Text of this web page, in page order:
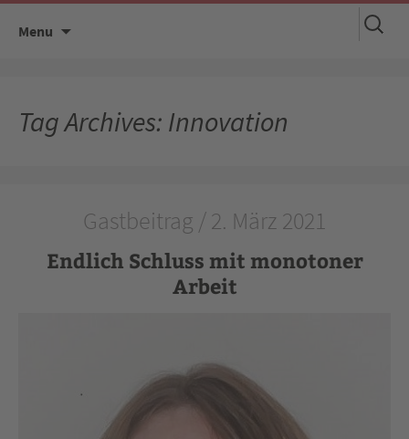
Menu
Suchen
nach:
Tag Archives: Innovation
Gastbeitrag / 2. März 2021
Endlich Schluss mit monotoner
Arbeit